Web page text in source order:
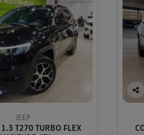
JEEP
1.3 T270 TURBO FLEX
Co
lhe